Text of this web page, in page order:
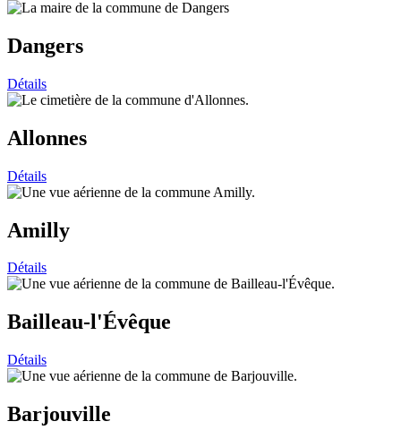
Dangers
Détails
Allonnes
Détails
Amilly
Détails
Bailleau-l'Évêque
Détails
Barjouville